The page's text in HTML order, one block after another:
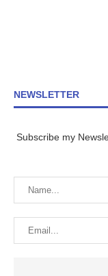
NEWSLETTER
Subscribe my